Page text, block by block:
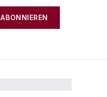
ABONNIEREN